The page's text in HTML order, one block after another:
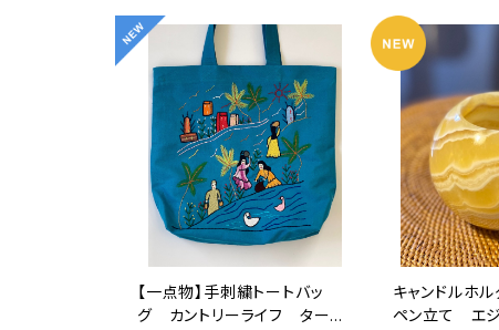
一点物
【一点物】手刺繍トートバッ
グ カントリーライフ ターコ
キャンドル
ペン立て エジ